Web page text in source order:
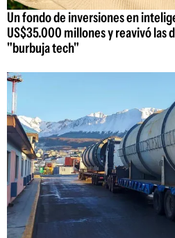
Un fondo de inversiones en
US$35.000 millones y reavivó las
"burbuja tech"